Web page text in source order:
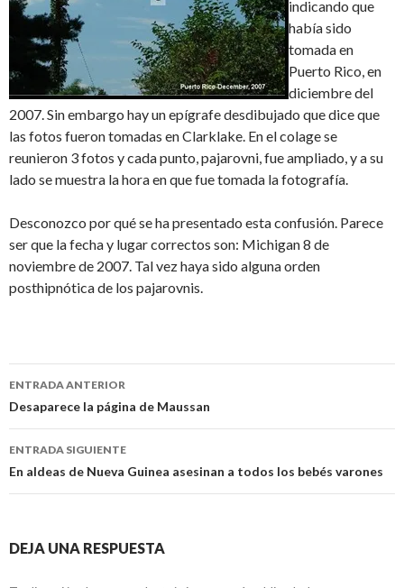
indicando que
había sido
tomada en
Puerto Rico, en
diciembre del
2007. Sin embargo hay un epígrafe desdibujado que dice que
las fotos fueron tomadas en Clarklake. En el colage se
reunieron 3 fotos y cada punto, pajarovni, fue ampliado, y a su
lado se muestra la hora en que fue tomada la fotografía.
Desconozco por qué se ha presentado esta confusión. Parece
ser que la fecha y lugar correctos son: Michigan 8 de
noviembre de 2007. Tal vez haya sido alguna orden
posthipnótica de los pajarovnis.
Navegación
de
entradas
ENTRADA ANTERIOR
Desaparece la página de Maussan
ENTRADA SIGUIENTE
En aldeas de Nueva Guinea asesinan a todos los bebés varones
DEJA UNA RESPUESTA